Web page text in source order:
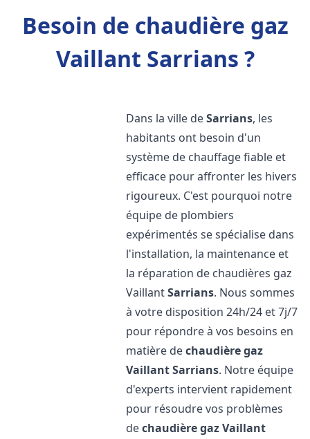
Besoin de chaudière gaz
Vaillant Sarrians ?
Dans la ville deSarrians, les
habitants ont besoin d'un
système de chauffage fiable et
efficace pour affronter les hivers
rigoureux. C'est pourquoi notre
équipe de plombiers
expérimentés se spécialise dans
l'installation, la maintenance et
la réparation de chaudières gaz
VaillantSarrians. Nous sommes
à votre disposition 24h/24 et 7j/7
pour répondre à vos besoins en
matière dechaudière gaz
VaillantSarrians. Notre équipe
d'experts intervient rapidement
pour résoudre vos problèmes
dechaudière gaz Vaillant